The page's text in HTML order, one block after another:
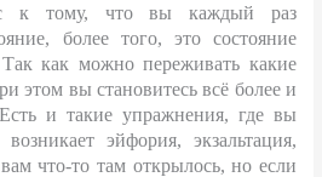
к тому, что вы каждый раз
более того, это состояние
Так как можно переживать какие
этом вы становитесь всё более и
и такие упражнения, где вы
эйфория, экзальтация,
что-то там открылось, но если